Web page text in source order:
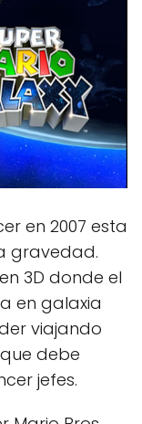
en 2007 esta
gravedad.
3D donde el
en galaxia
viajando
debe
jefes.